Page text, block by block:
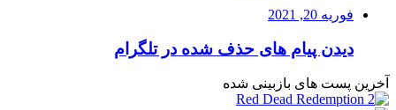
فوریه 20, 2021
دیدن پیام های حذف شده در تلگرام
آخرین پست های بازبینی شده